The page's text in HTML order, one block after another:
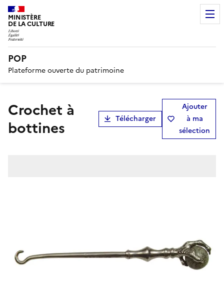
MINISTÈRE
DE LA CULTURE
POP
Plateforme ouverte du patrimoine
crochet à
bottines
Télécharger
Ajouter
à ma
sélection